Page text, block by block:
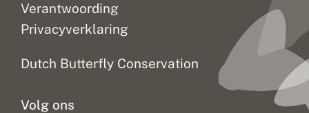
Verantwoording
Privacyverklaring
Dutch Butterfly Conservation
Volg ons